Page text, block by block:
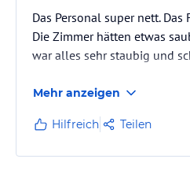
Das Personal super nett.
Die Zimmer hätten etwas
war alles sehr staubig und
Mehr anzeigen
Hilfreich Teilen